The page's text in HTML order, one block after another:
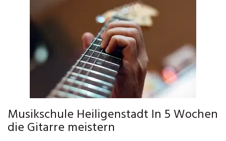
Musikschule Heiligenstadt In 5 Wochen
die Gitarre meistern